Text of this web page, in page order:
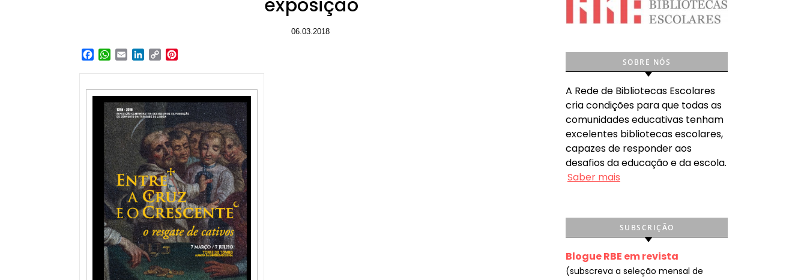
exposição
06.03.2018
Facebook
WhatsApp
EmailLinkedIn
Copy
SOBRE NÓS
A Rede de Bibliotecas Escolares
cria condições para que todas as
comunidades educativas tenham
excelentes bibliotecas escolares,
capazes de responder aos
desafios da educação e da escola.
Saber mais
SUBSCRIÇÃO
Blogue RBE em revista
(subscreva a seleção mensal de